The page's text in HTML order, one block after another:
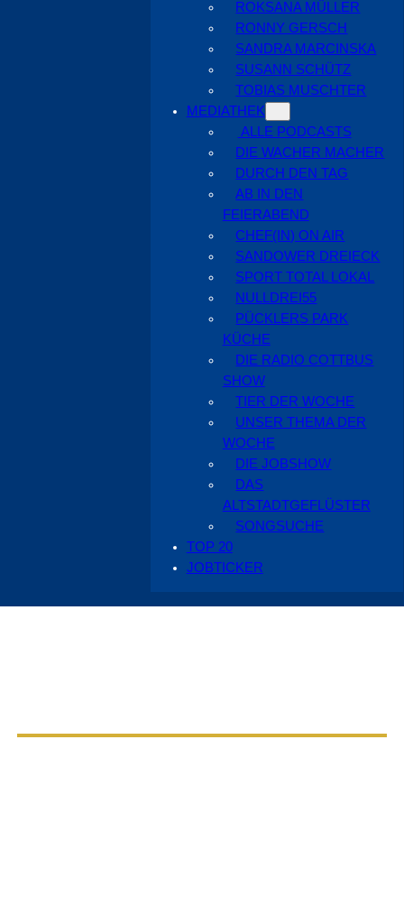
ROKSANA MÜLLER
RONNY GERSCH
SANDRA MARCINSKA
SUSANN SCHÜTZ
TOBIAS MUSCHTER
MEDIATHEK
ALLE PODCASTS
DIE WACHER MACHER
DURCH DEN TAG
AB IN DEN
FEIERABEND
CHEF(IN) ON AIR
SANDOWER DREIECK
SPORT TOTAL LOKAL
NULLDREI55
PÜCKLERS PARK
KÜCHE
DIE RADIO COTTBUS
SHOW
TIER DER WOCHE
UNSER THEMA DER
WOCHE
DIE JOBSHOW
DAS
ALTSTADTGEFLÜSTER
SONGSUCHE
TOP 20
JOBTICKER